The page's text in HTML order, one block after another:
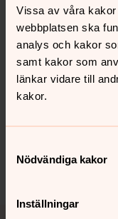
Vissa av våra
webbplatsen ska
analys och kakor
samt kakor som
länkar vidare till
kakor.
Nödvändiga kakor
Inställningar
Senast ändrad 16
Synpunkter
Dela
Tillbaka till toppen
Tillbaka till innehållet